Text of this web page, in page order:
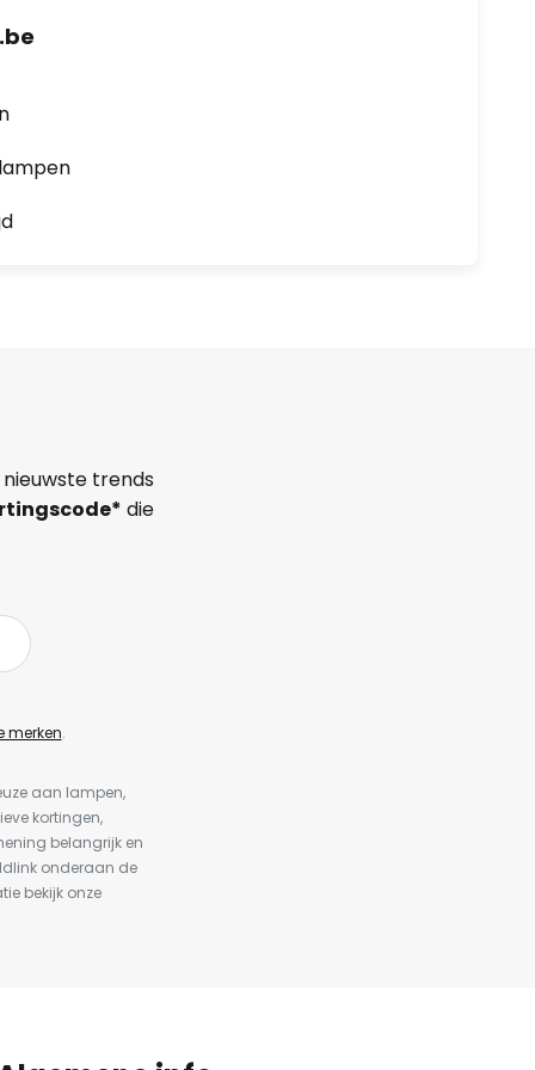
trends
die
merken.
aan lampen,
kortingen,
belangrijk en
onderaan de
bekijk onze